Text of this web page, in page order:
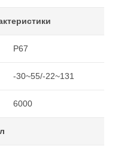
P67
-30~55/-22~131
6000